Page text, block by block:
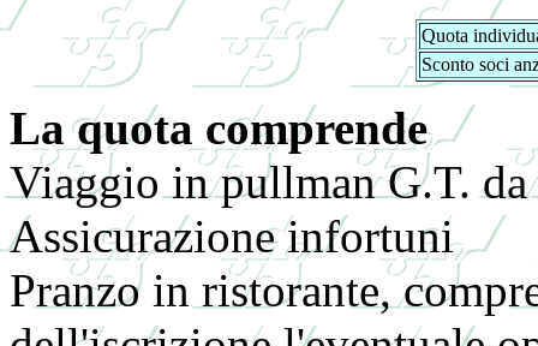
Quota
Sconto soci
La quota comprende
Viaggio in pullman G.T.
Assicurazione infortuni
Pranzo in ristorante,